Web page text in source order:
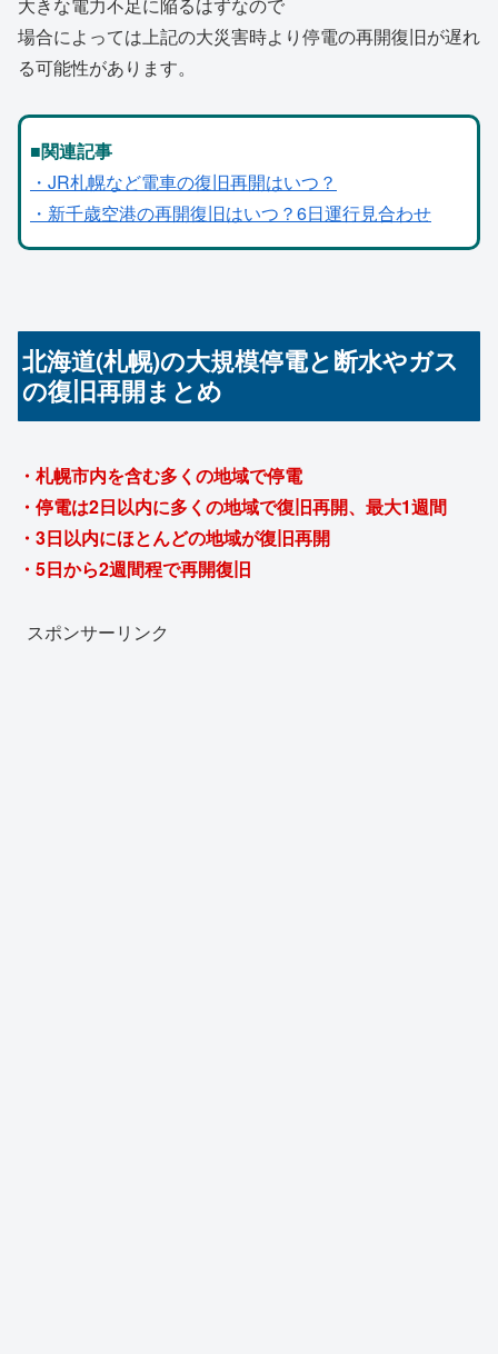
場合によっては上記の大災害時より停電の再開復旧が遅れ
る可能性があります。
■関連記事
・JR札幌など電車の復旧再開はいつ？
・新千歳空港の再開復旧はいつ？6日運行見合わせ
北海道(札幌)の大規模停電と断水やガス
の復旧再開まとめ
・札幌市内を含む多くの地域で停電
・停電は2日以内に多くの地域で復旧再開、最大1週間
・3日以内にほとんどの地域が復旧再開
・5日から2週間程で再開復旧
スポンサーリンク